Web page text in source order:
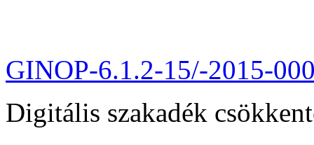
GINOP-6.1.2-15/-2015-
Digitális szakadék